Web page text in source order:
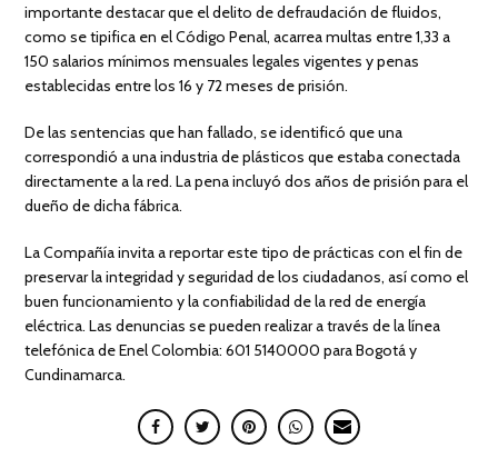
importante destacar que el delito de defraudación de fluidos,
como se tipifica en el Código Penal, acarrea multas entre 1,33 a
150 salarios mínimos mensuales legales vigentes y penas
establecidas entre los 16 y 72 meses de prisión.
De las sentencias que han fallado, se identificó que una
correspondió a una industria de plásticos que estaba conectada
directamente a la red. La pena incluyó dos años de prisión para el
dueño de dicha fábrica.
La Compañía invita a reportar este tipo de prácticas con el fin de
preservar la integridad y seguridad de los ciudadanos, así como el
buen funcionamiento y la confiabilidad de la red de energía
eléctrica. Las denuncias se pueden realizar a través de la línea
telefónica de Enel Colombia: 601 5140000 para Bogotá y
Cundinamarca.